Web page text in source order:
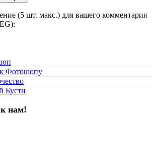
(5 шт. макс.) для вашего комментария
Фотошопу
Бусти
нам!